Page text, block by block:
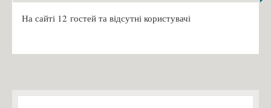
На сайті 12 гостей та відсутні користувачі